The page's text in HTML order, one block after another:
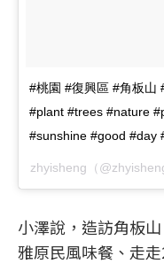
#桃園 #復興區 #角板山
#plant #trees #nature
#sunshine #good #day
zhyisheng（
小澤說，造訪角板
雅原民風味餐、走